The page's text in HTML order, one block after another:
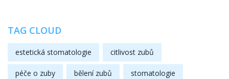
TAG CLOUD
estetická stomatologie citlivost zubů
péče o zuby bělení zubů stomatologie